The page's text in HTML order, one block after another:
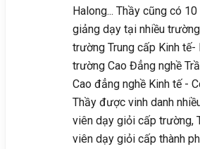
Halong... Thầy cũng có
giảng dạy tại nhiều
trường Trung cấp Kinh tế-
trường Cao Đẳng nghề
Cao đẳng nghề Kinh tế -
Thầy được vinh danh
viên dạy giỏi cấp trường,
viên dạy giỏi cấp thành